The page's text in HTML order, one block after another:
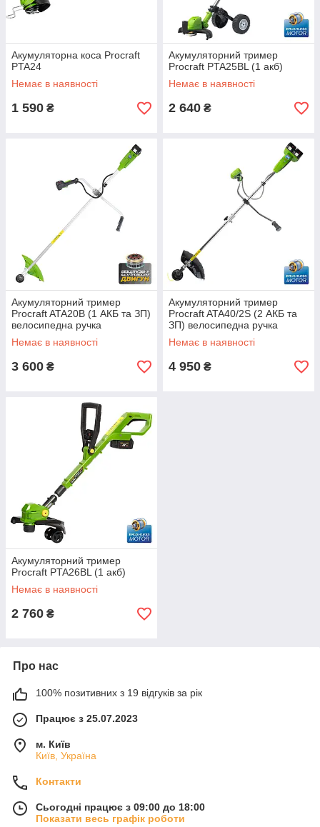
Акумуляторна коса Procraft
PTA24
Немає в наявності
1 590 ₴
Акумуляторний тример
Procraft PTA25BL (1 акб)
Немає в наявності
2 640 ₴
Акумуляторний тример
Procraft ATA20B (1 АКБ та ЗП)
велосипедна ручка
Немає в наявності
3 600 ₴
Акумуляторний тример
Procraft ATA40/2S (2 АКБ та
ЗП) велосипедна ручка
Немає в наявності
4 950 ₴
Акумуляторний тример
Procraft PTA26BL (1 акб)
Немає в наявності
2 760 ₴
Про нас
100% позитивних з 19 відгуків за рік
Працює з 25.07.2023
м. Київ
Київ, Україна
Контакти
Сьогодні працює з 09:00 до 18:00
Показати весь графік роботи